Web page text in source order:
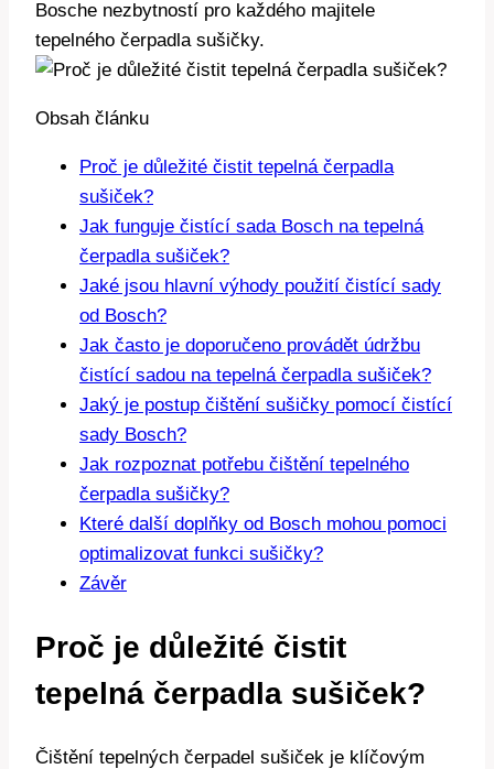
Bosche nezbytností pro ​každého ⁤majitele
tepelného‌ čerpadla sušičky.
Obsah článku
Proč je důležité čistit tepelná⁣ čerpadla
sušiček?
Jak funguje čistící sada Bosch na tepelná
čerpadla sušiček?
Jaké jsou ⁣hlavní výhody použití‍ čistící sady
od⁤ Bosch?
Jak často je doporučeno provádět ‌údržbu
čistící sadou na tepelná čerpadla sušiček?
Jaký je postup čištění⁣ sušičky​ pomocí ​čistící
‌sady Bosch?
Jak rozpoznat potřebu čištění ⁣tepelného
čerpadla sušičky?
Které další doplňky ‍od ⁣Bosch ⁣mohou ‌pomoci
optimalizovat funkci‌ sušičky?
Závěr
Proč je důležité čistit
tepelná⁣ čerpadla sušiček?
Čištění tepelných‍ čerpadel⁤ sušiček ⁤je⁣ klíčovým